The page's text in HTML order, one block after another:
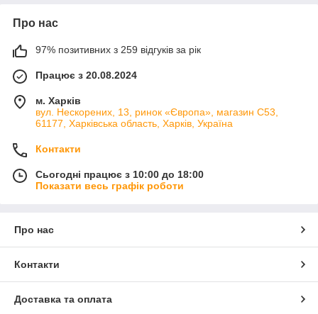
Про нас
97% позитивних з 259 відгуків за рік
Працює з 20.08.2024
м. Харків
вул. Нескорених, 13, ринок «Європа», магазин С53,
61177, Харківська область, Харків, Україна
Контакти
Сьогодні працює з 10:00 до 18:00
Показати весь графік роботи
Про нас
Контакти
Доставка та оплата